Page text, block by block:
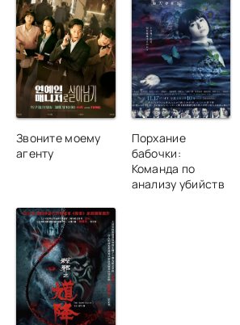
Звоните моему
агенту
Порхание
бабочки:
Команда по
анализу убийств